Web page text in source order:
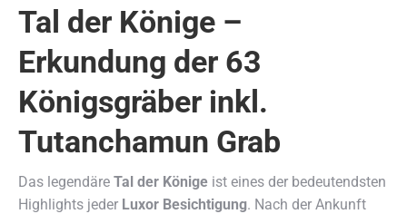
Tal der Könige –
Erkundung der 63
Königsgräber inkl.
Tutanchamun Grab
Das legendäre Tal der Könige ist eines der bedeutendsten
Highlights jeder Luxor Besichtigung. Nach der Ankunft